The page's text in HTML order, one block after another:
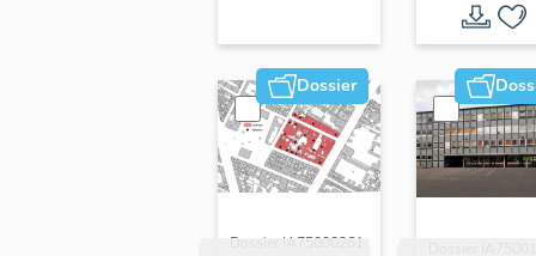
Dossier
Dossier IA75000261